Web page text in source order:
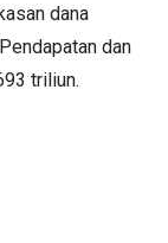
dana
dan
triliun.